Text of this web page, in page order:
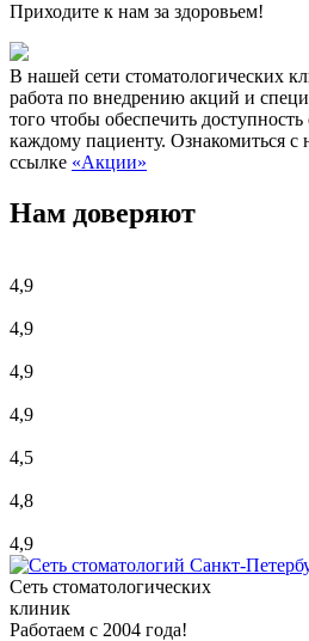
Приходите к нам за здоровьем!
В нашей сети стоматологических
работа по внедрению акций и
того чтобы обеспечить
каждому пациенту. Ознакомиться
ссылке «Акции»
Нам доверяют
4,9
4,9
4,9
4,9
4,5
4,8
4,9
Сеть стоматологических
клиник
Работаем с 2004 года!